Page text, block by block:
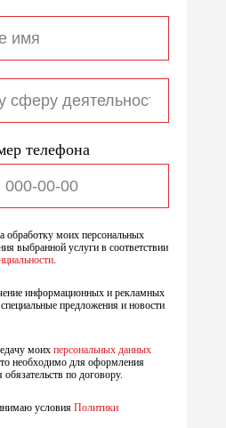
телефона
обработку моих персональных
выбранной услуги в соответствии
информационных и рекламных
предложения и новости
моих персональных данных
необходимо для оформления
обязательств по договору.
условия Политики